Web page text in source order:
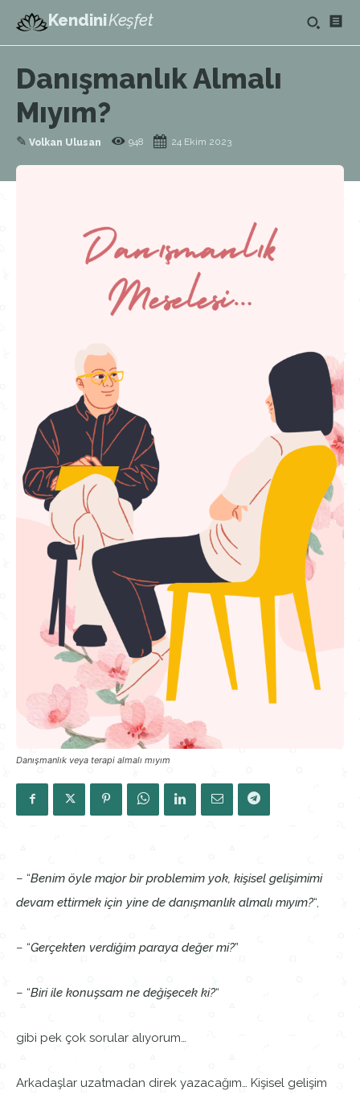
KendiniKeşfet
Danışmanlık Almalı
Mıyım?
✎ Volkan Ulusan 948 24 Ekim 2023
Danışmanlık veya terapi almalı mıyım
– “Benim öyle major bir problemim yok, kişisel gelişimimi
devam ettirmek için yine de danışmanlık almalı mıyım?“,
– “Gerçekten verdiğim paraya değer mi?”
– “Biri ile konuşsam ne değişecek ki?“
gibi pek çok sorular alıyorum…
Arkadaşlar uzatmadan direk yazacağım… Kişisel gelişim